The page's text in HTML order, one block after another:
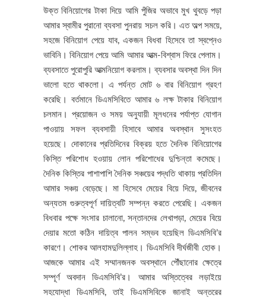
উক্ত বিনিয়োগের টাকা দিয়ে আমি পুঁজির অভাবে মুখ থুবড়ে পড়া
আমার স্বামীর পুরানো ব্যবসা পুনরায় সচল করি। এত অল্প সময়ে,
সহজে বিনিয়োগ পেয়ে যাব, একজন বিধবা হিসেবে তা স্বপ্নেও
ভাবিনি। বিনিয়োগ পেয়ে আমি আমার আত্ম-বিশ্বাস ফিরে পেলাম।
ব্যবসাতে পুরোপুরি আত্মনিয়োগ করলাম। ব্যবসার অবস্থা দিন দিন
ভালো হতে থাকলো। এ পর্যন্ত মোট ৬ বার বিনিয়োগ গ্রহণ
করেছি। বর্তমানে ডিএমসিবিতে আমার ৬ লক্ষ টাকার বিনিয়োগ
চলমান। প্রয়োজন ও সময় অনুযায়ী মূলধনের পর্যাপ্ত যোগান
পাওয়ায় সফল ব্যবসায়ী হিসাবে আমার অবস্থান সুসংহত
হয়েছে। দোকানের প্রতিদিনের বিক্রয় হতে দৈনিক বিনিয়োগের
কিস্তি পরিশোধ হওয়ায় লোন পরিশোধের দুশ্চিন্তা কমেছে।
দৈনিক কিস্তির পাশাপাশি দৈনিক সঞ্চয়ের পদ্ধতি থাকায় প্রতিদিন
আমার সঞ্চয় বেড়েছে। মা হিসেবে মেয়ের বিয়ে দিয়ে, জীবনের
অন্যতম গুরুত্বপূর্ণ দায়িত্বটি সম্পন্ন করতে পেরেছি। একজন
বিধবার পক্ষে সংসার চালানো, সন্তানদের লেখাপড়া, মেয়ের বিয়ে
দেয়ার মতো কঠিন দায়িত্ব পালন সম্ভব হয়েছিল ডিএমসিবি’র
কারণে। শোকর আলহামদুলিল্লাহ। ডিএমসিবি দীর্ঘজীবী হোক।
আজকে আমার এই সম্মানজনক অবস্থানে পৌঁছানোর ক্ষেত্রে
সম্পূর্ণ অবদান ডিএমসিবি’র। আমার অস্তিত্বের লড়াইয়ে
সহযোদ্ধা ডিএমসিবি, তাই ডিএমসিবিকে জানাই অন্তরের